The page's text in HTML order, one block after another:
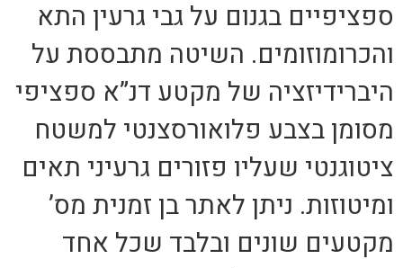
ספציפיים בגנום על גבי גרעין התא
והכרומוזומים. השיטה מתבססת על
היברידיזציה של מקטע דנ”א ספציפי
מסומן בצבע פלואורסצנטי למשטח
ציטוגנטי שעליו פזורים גרעיני תאים
ומיטוזות. ניתן לאתר בן זמנית מס’
מקטעים שונים ובלבד שכל אחד